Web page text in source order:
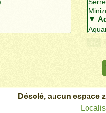
Désolé, aucun espace